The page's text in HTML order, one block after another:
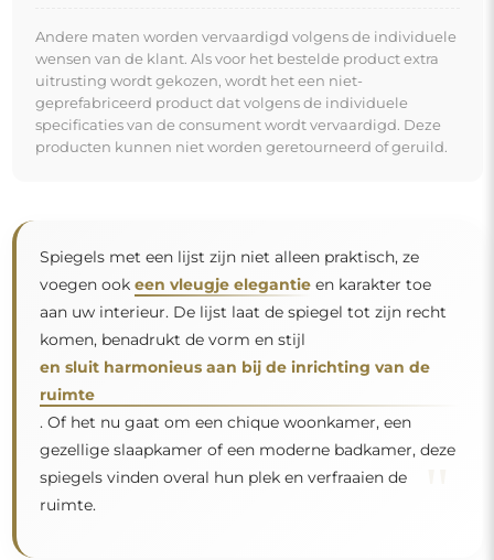
Andere maten worden vervaardigd volgens de individuele
wensen van de klant. Als voor het bestelde product extra
uitrusting wordt gekozen, wordt het een niet-
geprefabriceerd product dat volgens de individuele
specificaties van de consument wordt vervaardigd. Deze
producten kunnen niet worden geretourneerd of geruild.
Spiegels met een lijst zijn niet alleen praktisch, ze
voegen ook een vleugje elegantieen karakter toe
aan uw interieur. De lijst laat de spiegel tot zijn recht
komen, benadrukt de vorm en stijl
en sluit harmonieus aan bij de inrichting van de
ruimte
. Of het nu gaat om een chique woonkamer, een
gezellige slaapkamer of een moderne badkamer, deze
spiegels vinden overal hun plek en verfraaien de
ruimte.